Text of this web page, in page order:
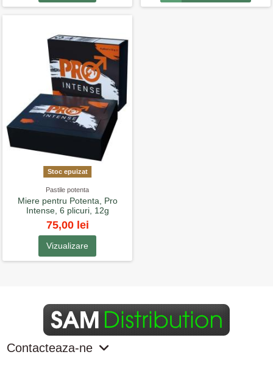
Stoc epuizat
Pastile potenta
Miere pentru Potenta, Pro
Intense, 6 plicuri, 12g
75,00 lei
Vizualizare
Contacteaza-ne